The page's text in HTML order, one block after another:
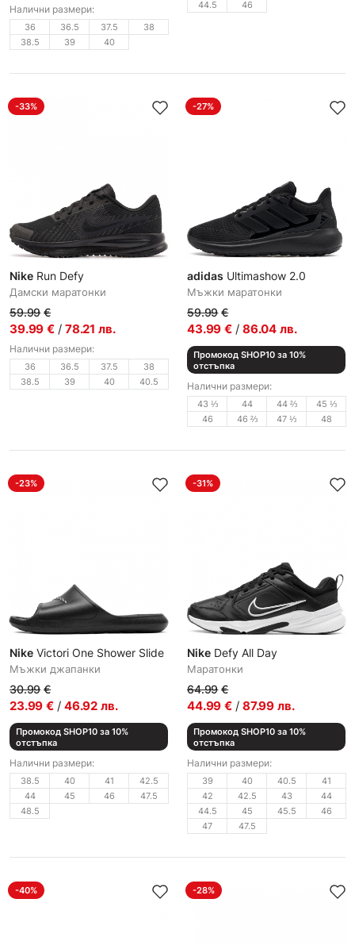
Налични размери:
36 36.5 37.5
38
38.5
39 40
44.5 46
-33%
Nike Run Defy
Дамски маратонки
59.99 €
39.99 € / 78.21 лв.
Налични размери:
36 36.5 37.5
38
38.5
39 40 40.5
-27%
adidas Ultimashow 2.0
Мъжки маратонки
59.99 €
43.99 € / 86.04 лв.
Промокод SHOP10 за 10%
отстъпка
Налични размери:
43 ⅓ 44 44 ⅔
45 ⅓
46
46 ⅔ 47 ⅓ 48
-23%
Nike Victori One Shower Slide
Мъжки джапанки
30.99 €
23.99 € / 46.92 лв.
Промокод SHOP10 за 10%
отстъпка
Налични размери:
38.5 40 41
42.5
44
45 46
47.5
48.5
-31%
Nike Defy All Day
Маратонки
64.99 €
44.99 € / 87.99 лв.
Промокод SHOP10 за 10%
отстъпка
Налични размери:
39 40 40.5
41
42
42.5 43
44
44.5
45 45.5
46
47
47.5
-40% -28%